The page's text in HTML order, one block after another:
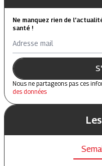
Ne manquez rien de
santé !
Adresse mail
Nous ne partageons pas ces
des données